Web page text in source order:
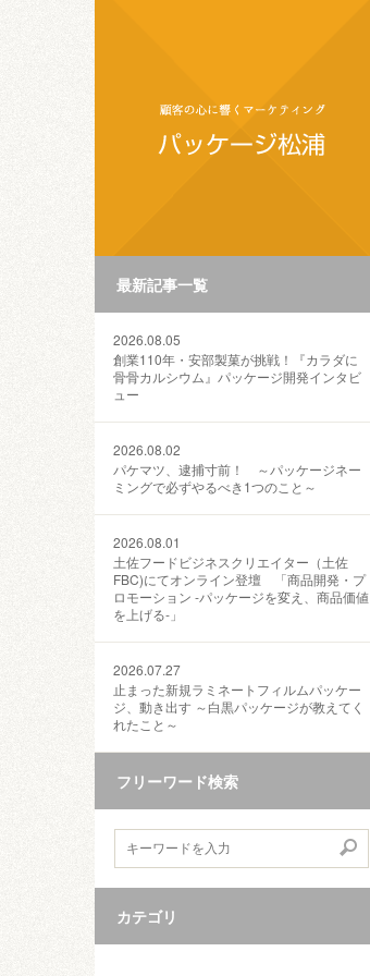
最新記事一覧
2026.08.05
創業110年・安部製菓が挑戦！『カラダに
骨骨カルシウム』パッケージ開発インタビ
ュー
2026.08.02
パケマツ、逮捕寸前！ ～パッケージネー
ミングで必ずやるべき1つのこと～
2026.08.01
土佐フードビジネスクリエイター（土佐
FBC)にてオンライン登壇 「商品開発・プ
ロモーション ‐パッケージを変え、商品価値
を上げる‐」
2026.07.27
止まった新規ラミネートフィルムパッケー
ジ、動き出す ～白黒パッケージが教えてく
れたこと～
フリーワード検索
カテゴリ